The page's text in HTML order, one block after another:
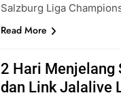
Salzburg Liga
Read More
2 Hari Menjelang
dan Link Jalalive